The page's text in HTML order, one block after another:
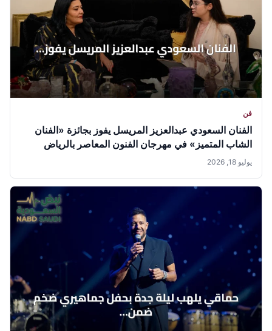
فن
الفنان السعودي عبدالعزيز المريسل يفوز بجائزة «الفنان
الشاب المتميز» في مهرجان الفنون المعاصر بالرياض
يوليو 18, 2026